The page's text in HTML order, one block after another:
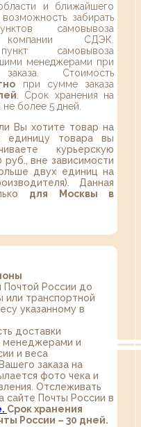
и ближайшего
забирать
самовывоза
компании СДЭК.
самовывоза
менеджерами при
Стоимость
при сумме заказа
. Срок хранения на
более 5 дней.
Вы хотите товар на
товара вы
курьерскую
вне зависимости
двух единиц на
Данная
для Москвы в
Почтой России до
или транспортной
указанному в
доставки
менеджерами и
и веса
заказа на
фото чека и
Отслеживать
сайте Почты России в
Срок хранения
России – 30 дней.